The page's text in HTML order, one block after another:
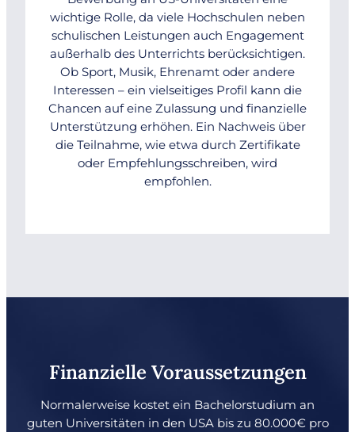
wichtige Rolle, da viele Hochschulen neben
schulischen Leistungen auch Engagement
außerhalb des Unterrichts berücksichtigen.
Ob Sport, Musik, Ehrenamt oder andere
Interessen – ein vielseitiges Profil kann die
Chancen auf eine Zulassung und finanzielle
Unterstützung erhöhen. Ein Nachweis über
die Teilnahme, wie etwa durch Zertifikate
oder Empfehlungsschreiben, wird
empfohlen.
Finanzielle Voraussetzungen
Normalerweise kostet ein Bachelorstudium an
guten Universitäten in den USA bis zu 80.000€ pro